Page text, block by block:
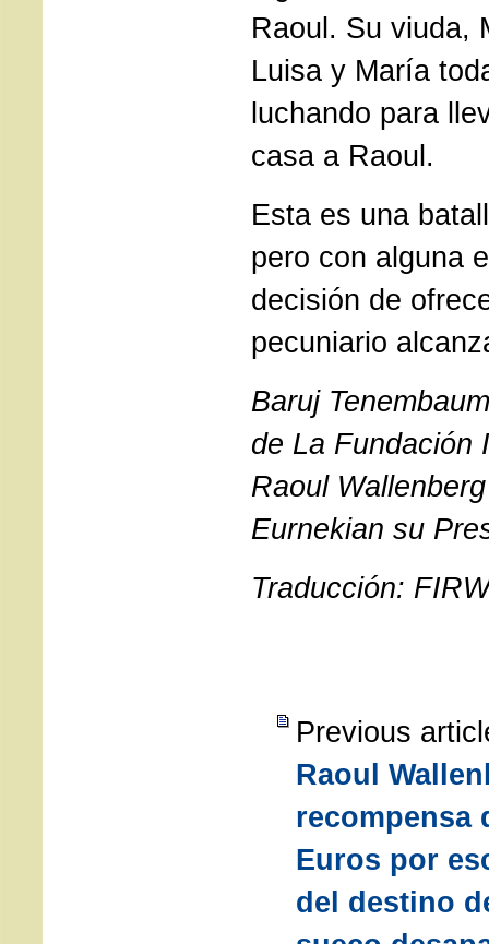
Raoul. Su viuda,
Luisa y María
luchando para
casa a Raoul.
Esta es una
pero con alguna
decisión de
pecuniario
Baruj
de La Fundación
Raoul
Eurnekian su
Traducción: FIRW
Previous
Raoul
recompensa
Euros por
del destino